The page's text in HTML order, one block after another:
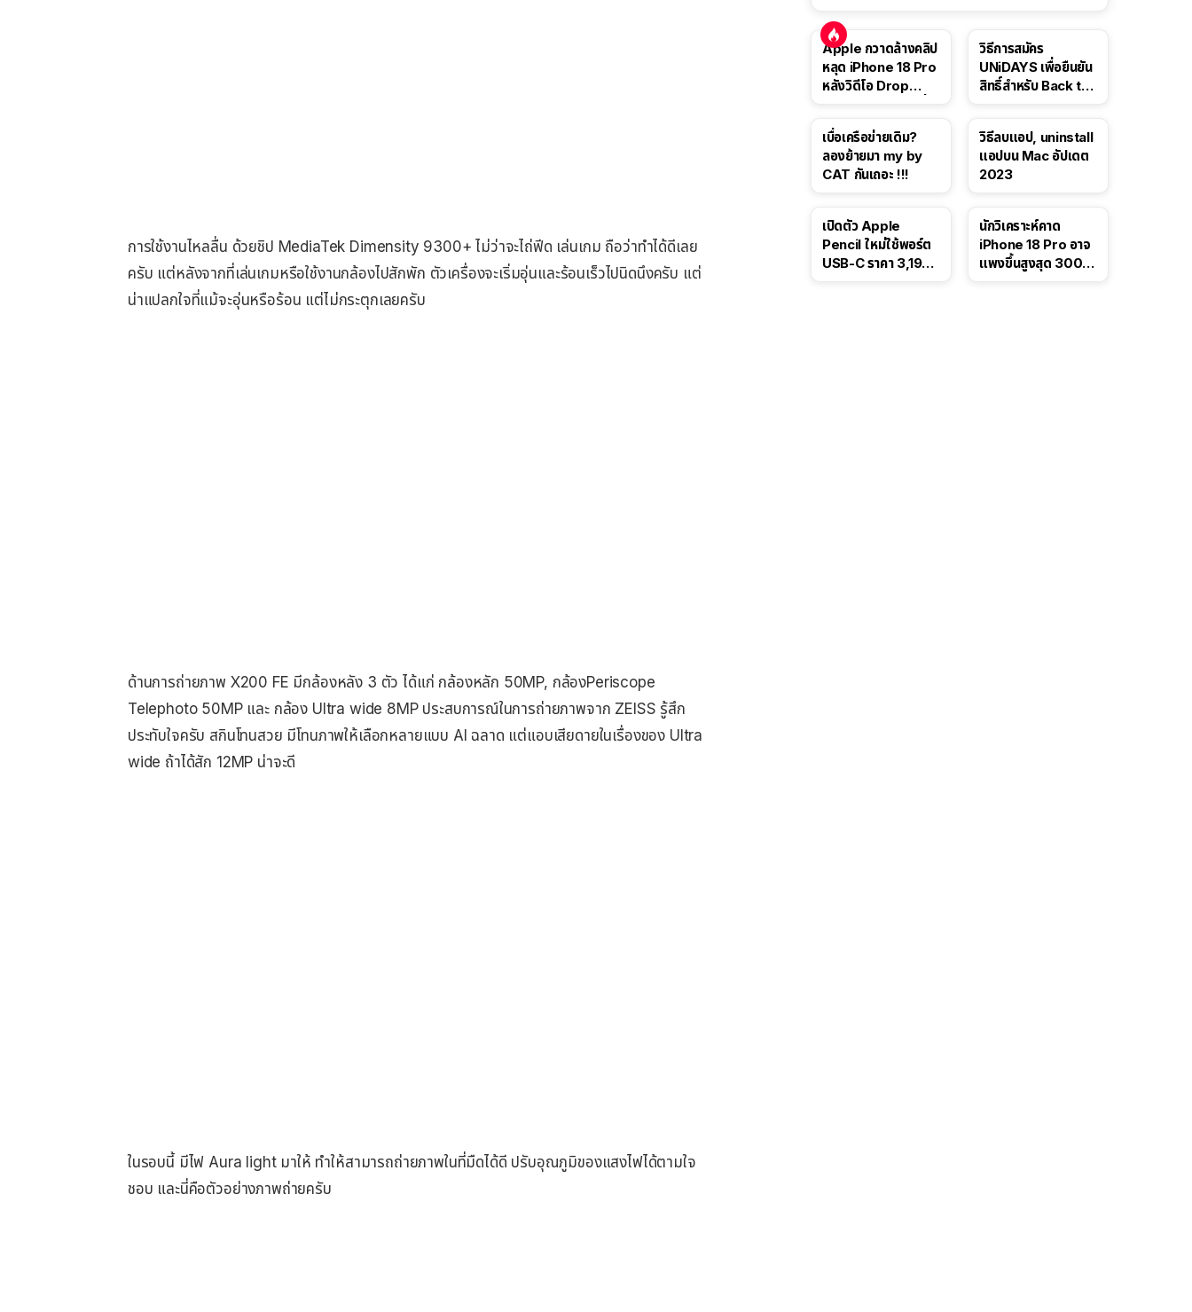
การใช้งานไหลลื่น ด้วยชิป MediaTek Dimensity 9300+ ไม่ว่าจะไถ่ฟีด เล่นเกม ถือว่าทำได้ดีเลย
ครับ แต่หลังจากที่เล่นเกมหรือใช้งานกล้องไปสักพัก ตัวเครื่องจะเริ่มอุ่นและร้อนเร็วไปนิดนึงครับ แต่
น่าแปลกใจที่แม้จะอุ่นหรือร้อน แต่ไม่กระตุกเลยครับ
ด้านการถ่ายภาพ X200 FE มีกล้องหลัง 3 ตัว ได้แก่ กล้องหลัก 50MP, กล้องPeriscope
Telephoto 50MP และ กล้อง Ultra wide 8MP ประสบการณ์ในการถ่ายภาพจาก ZEISS รู้สึก
ประทับใจครับ สกินโทนสวย มีโทนภาพให้เลือกหลายแบบ AI ฉลาด แต่แอบเสียดายในเรื่องของ Ultra
wide ถ้าได้สัก 12MP น่าจะดี
ในรอบนี้ มีไฟ Aura light มาให้ ทำให้สามารถถ่ายภาพในที่มืดได้ดี ปรับอุณภูมิของแสงไฟได้ตามใจ
ชอบ และนี่คือตัวอย่างภาพถ่ายครับ
Apple กวาดล้างคลิป
หลุด iPhone 18 Pro
หลังวิดีโอ Drop
วิธีการสมัคร
UNiDAYS เพื่อยืนยัน
สิทธิ์สำหรับ Back to
เบื่อเครือข่ายเดิม?
ลองย้ายมา my by
CAT กันเถอะ !!!
วิธีลบแอป, uninstall
แอปบน Mac อัปเดต
2023
เปิดตัว Apple
Pencil ใหม่ใช้พอร์ต
USB-C ราคา 3,190
นักวิเคราะห์คาด
iPhone 18 Pro อาจ
แพงขึ้นสูงสุด 300